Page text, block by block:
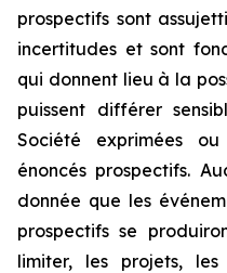
prospectifs sont
incertitudes et sont
qui donnent lieu à la
puissent différer
Société exprimées
énoncés prospectifs.
donnée que les
prospectifs se
limiter, les projets,